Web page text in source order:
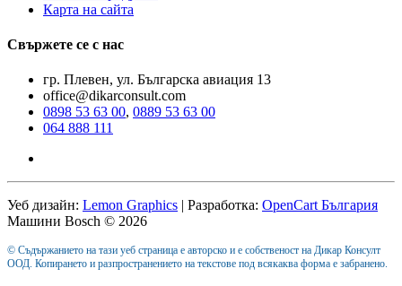
Карта на сайта
Свържете се с нас
гр. Плевен, ул. Българска авиация 13
office@dikarconsult.com
0898 53 63 00, 0889 53 63 00
064 888 111
Уеб дизайн: Lemon Graphics | Разработка: OpenCart България
Машини Bosch © 2026
© Съдържанието на тази уеб страница е авторско и е собственост на Дикар Консулт
ООД. Копирането и разпространението на текстове под всякаква форма е забранено.